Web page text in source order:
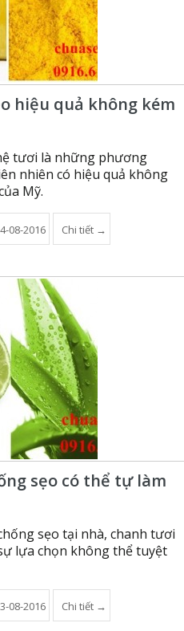
hiệu quả không kém
tươi là những phương
nhiên có hiệu quả không
Mỹ.
08-2016 Chi tiết →
sẹo có thể tự làm
sẹo tại nhà, chanh tươi
lựa chọn không thể tuyệt
08-2016 Chi tiết →